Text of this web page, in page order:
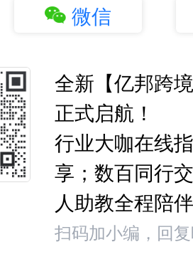
微信
全新【亿邦跨
正式启航！
行业大咖在线
享；数百同行
人助教全程陪
扫码加小编，回